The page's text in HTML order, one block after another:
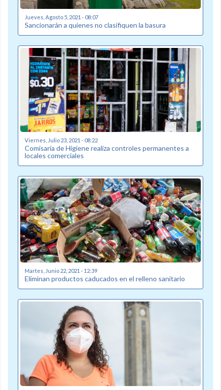
Jueves, Agosto 5, 2021 - 08:07
Sancionarán a quienes no clasifiquen la basura
Viernes, Julio 23, 2021 - 08:22
Comisaría de Higiene realiza controles permanentes a
locales comerciales
Martes, Junio 22, 2021 - 12:39
Eliminan productos caducados en el relleno sanitario